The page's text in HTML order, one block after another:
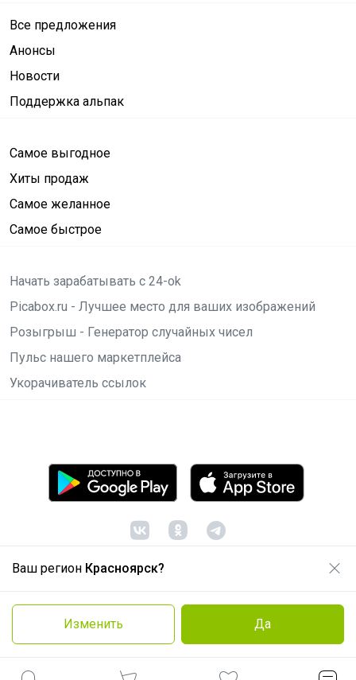
Ваш регион Красноярск?
Изменить Да
Все предложения
Анонсы
Новости
Поддержка альпак
Самое выгодное
Хиты продаж
Самое желанное
Самое быстрое
Начать зарабатывать с 24-ok
Picabox.ru - Лучшее место для ваших изображений
Розыгрыш - Генератор случайных чисел
Пульс нашего маркетплейса
Укорачиватель ссылок
© ООО "Лявита", ОГРН 1122468054070, 2012 -2026
Политика конфиденциальности
Cоглашение пользователя